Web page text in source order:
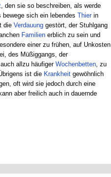
, den sie so beschreiben, als werde
sich ein lebendes Thierin
die Verdauunggestört, der Stuhlgang
Familienerblich zu sein und
einer zu frühen, auf Unkosten
des Müßiggangs, der
allzu häufigerWochenbetten, zu
ist die Krankheitgewöhnlich
oft wird sie jedoch durch eine
aber freilich auch in dauernde